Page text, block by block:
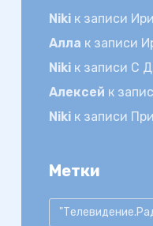
Nikiк записи
Алла к записи
Nikiк записи С
Алексей к
Nikiк записи
Метки